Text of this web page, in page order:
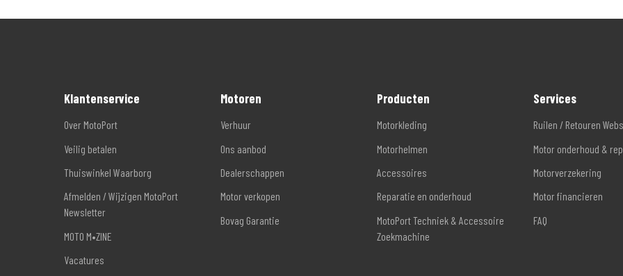
Klantenservice
Over MotoPort
Veilig betalen
Thuiswinkel Waarborg
Afmelden / Wijzigen MotoPort
Newsletter
MOTO M•ZINE
Vacatures
Motoren
Verhuur
Ons aanbod
Dealerschappen
Motor verkopen
Bovag Garantie
Producten
Motorkleding
Motorhelmen
Accessoires
Reparatie en onderhoud
MotoPort Techniek & Accessoire
Zoekmachine
Services
Ruilen / Retouren
Motor onderhoud &
Motorverzekering
Motor financieren
FAQ